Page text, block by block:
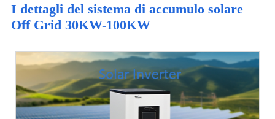
I dettagli del sistema di accumulo solare
Off Grid 30KW-100KW